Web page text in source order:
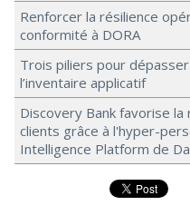
Renforcer la résilience
conformité à DORA
Trois piliers pour
l’inventaire applicatif
Discovery Bank favorise
clients grâce à l'hyper-
Intelligence Platform de